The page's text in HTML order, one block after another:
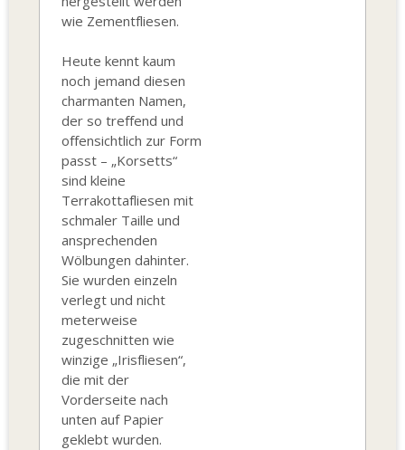
wie Zementfliesen.
Heute kennt kaum
noch jemand diesen
charmanten Namen,
der so treffend und
offensichtlich zur Form
passt – „Korsetts“
sind kleine
Terrakottafliesen mit
schmaler Taille und
ansprechenden
Wölbungen dahinter.
Sie wurden einzeln
verlegt und nicht
meterweise
zugeschnitten wie
winzige „Irisfliesen“,
die mit der
Vorderseite nach
unten auf Papier
geklebt wurden.